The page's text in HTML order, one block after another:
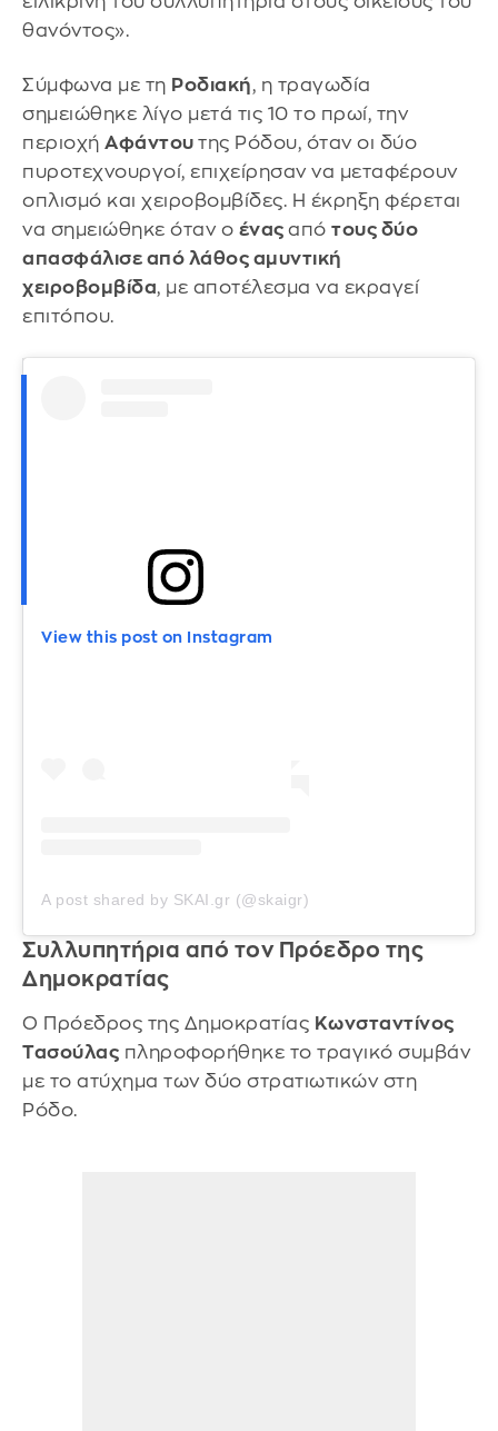
θανόντος».
Σύμφωνα με τη Ροδιακή, η τραγωδία
σημειώθηκε λίγο μετά τις 10 το πρωί, την
περιοχή Αφάντου της Ρόδου, όταν οι δύο
πυροτεχνουργοί, επιχείρησαν να μεταφέρουν
οπλισμό και χειροβομβίδες. Η έκρηξη φέρεται
να σημειώθηκε όταν ο ένας από τους δύο
απασφάλισε από λάθος αμυντική
χειροβομβίδα, με αποτέλεσμα να εκραγεί
επιτόπου.
View this post on Instagram
A post shared by SKAI.gr (@skaigr)
Συλλυπητήρια από τον Πρόεδρο της
Δημοκρατίας
Ο Πρόεδρος της Δημοκρατίας Κωνσταντίνος
Τασούλας πληροφορήθηκε το τραγικό συμβάν
με το ατύχημα των δύο στρατιωτικών στη
Ρόδο.